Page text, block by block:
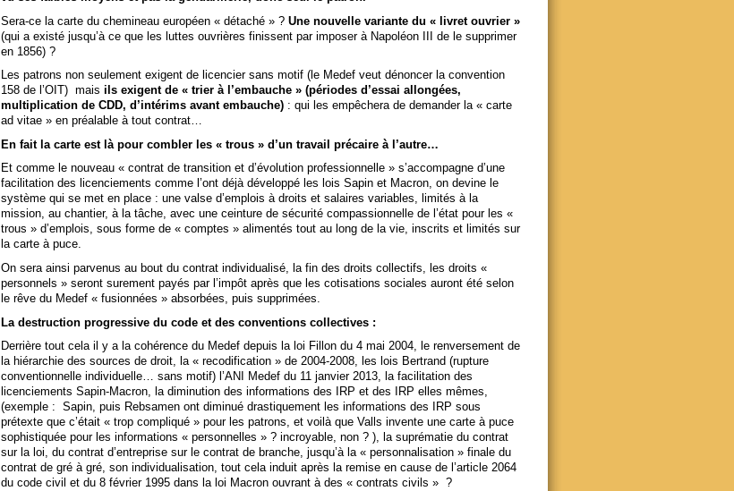
Sera-ce la carte du chemineau européen « détaché » ? Une nouvelle variante du « livret ouvrier »
(qui a existé jusqu’à ce que les luttes ouvrières finissent par imposer à Napoléon III de le supprimer
en 1856) ?
Les patrons non seulement exigent de licencier sans motif (le Medef veut dénoncer la convention
158 de l’OIT) mais ils exigent de « trier à l’embauche » (périodes d’essai allongées,
multiplication de CDD, d’intérims avant embauche): qui les empêchera de demander la « carte
ad vitae » en préalable à tout contrat…
En fait la carte est là pour combler les « trous » d’un travail précaire à l’autre…
Et comme le nouveau « contrat de transition et d’évolution professionnelle » s’accompagne d’une
facilitation des licenciements comme l’ont déjà développé les lois Sapin et Macron, on devine le
système qui se met en place : une valse d’emplois à droits et salaires variables, limités à la
mission, au chantier, à la tâche, avec une ceinture de sécurité compassionnelle de l’état pour les «
trous » d’emplois, sous forme de « comptes » alimentés tout au long de la vie, inscrits et limités sur
la carte à puce.
On sera ainsi parvenus au bout du contrat individualisé, la fin des droits collectifs, les droits «
personnels » seront surement payés par l’impôt après que les cotisations sociales auront été selon
le rêve du Medef « fusionnées » absorbées, puis supprimées.
La destruction progressive du code et des conventions collectives :
Derrière tout cela il y a la cohérence du Medef depuis la loi Fillon du 4 mai 2004, le renversement de
la hiérarchie des sources de droit, la « recodification » de 2004-2008, les lois Bertrand (rupture
conventionnelle individuelle… sans motif) l’ANI Medef du 11 janvier 2013, la facilitation des
licenciements Sapin-Macron, la diminution des informations des IRP et des IRP elles mêmes,
(exemple : Sapin, puis Rebsamen ont diminué drastiquement les informations des IRP sous
prétexte que c’était « trop compliqué » pour les patrons, et voilà que Valls invente une carte à puce
sophistiquée pour les informations « personnelles » ? incroyable, non ? ), la suprématie du contrat
sur la loi, du contrat d’entreprise sur le contrat de branche, jusqu’à la « personnalisation » finale du
contrat de gré à gré, son individualisation, tout cela induit après la remise en cause de l’article 2064
du code civil et du 8 février 1995 dans la loi Macron ouvrant à des « contrats civils » ?